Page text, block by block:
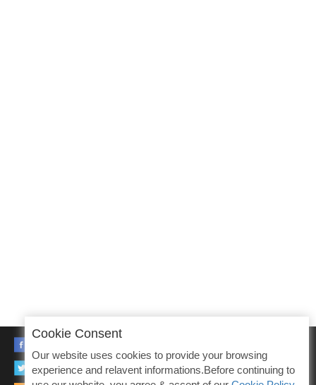
TWITTER
Cookie Consent
Our website uses cookies to provide your browsing
experience and relavent informations.Before continuing to